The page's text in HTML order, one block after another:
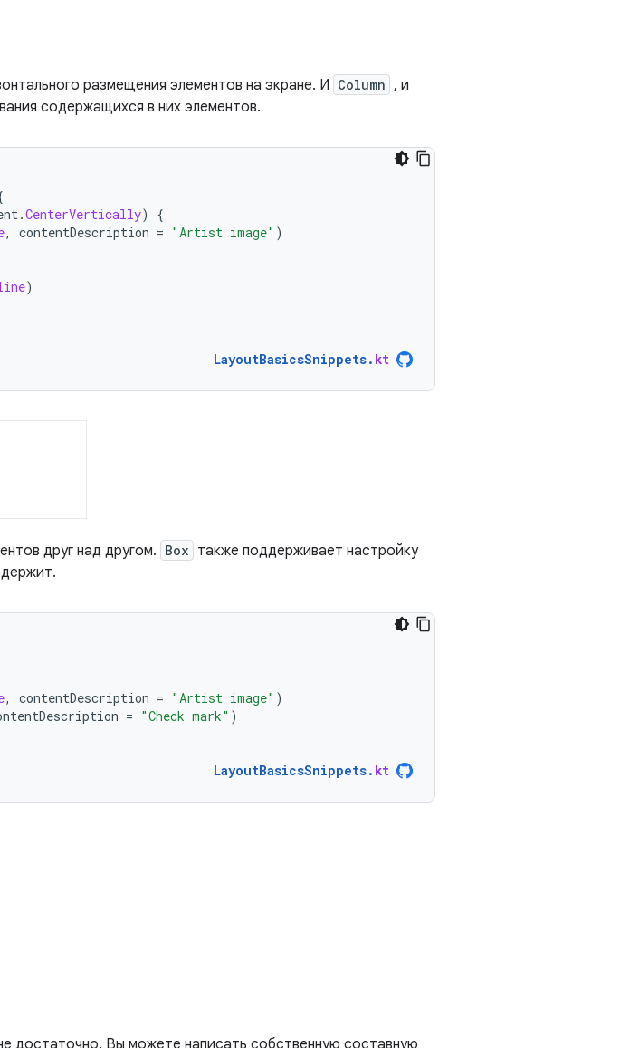
размещения элементов на экране. И Column , и
содержащихся в них элементов.
.CenterVertically)
{
, contentDescription = "Artist image" )
)
LayoutBasicsSnippets. kt
друг над другом. Box также поддерживает настройку
, contentDescription = "Artist image" )
= "Check mark" )
LayoutBasicsSnippets. kt